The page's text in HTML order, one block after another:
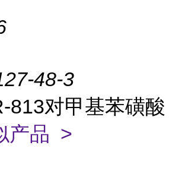
48-3
813对甲基苯磺酸
产品 >